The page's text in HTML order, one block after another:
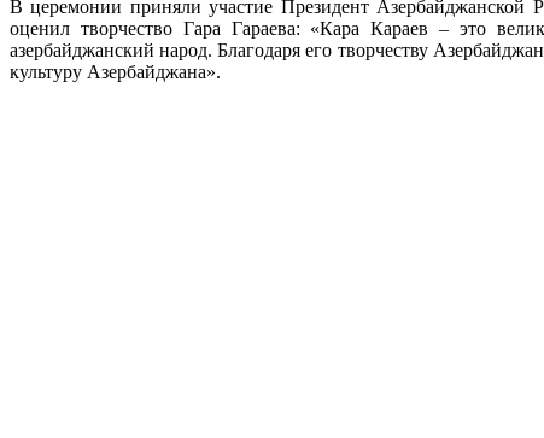
В церемонии приняли участие Президент
оценил творчество Гара Гараева: «Кара Караев – это
азербайджанский народ. Благодаря его творчеству
культуру Азербайджана».